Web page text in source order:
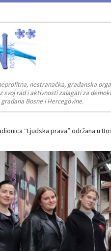
nestranačka, građanska
svoj rad i aktivnosti zalagati za
Bosne i Hercegovine.
“Ljudska prava” održana u